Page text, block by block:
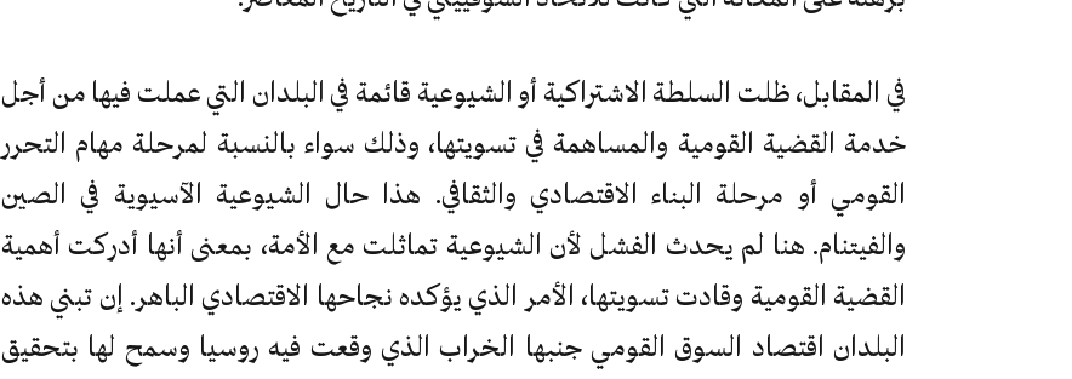
في المقابل، ظلت السلطة الاشتراكية أو الشيوعية قائمة في البلدان التي عملت فيها من أجل
خدمة القضية القومية والمساهمة في تسويتها، وذلك سواء بالنسبة لمرحلة مهام التحرر
القومي أو مرحلة البناء الاقتصادي والثقافي. هذا حال الشيوعية الآسيوية في الصين
والفيتنام. هنا لم يحدث الفشل لأن الشيوعية تماثلت مع الأمة، بمعنى أنها أدركت أهمية
القضية القومية وقادت تسويتها، الأمر الذي يؤكده نجاحها الاقتصادي الباهر. إن تبني هذه
البلدان اقتصاد السوق القومي جنبها الخراب الذي وقعت فيه روسيا وسمح لها بتحقيق